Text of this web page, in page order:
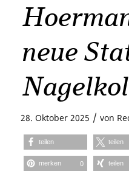
neue
28. Oktober 2025 / von
teilen teilen
merken 0 teilen